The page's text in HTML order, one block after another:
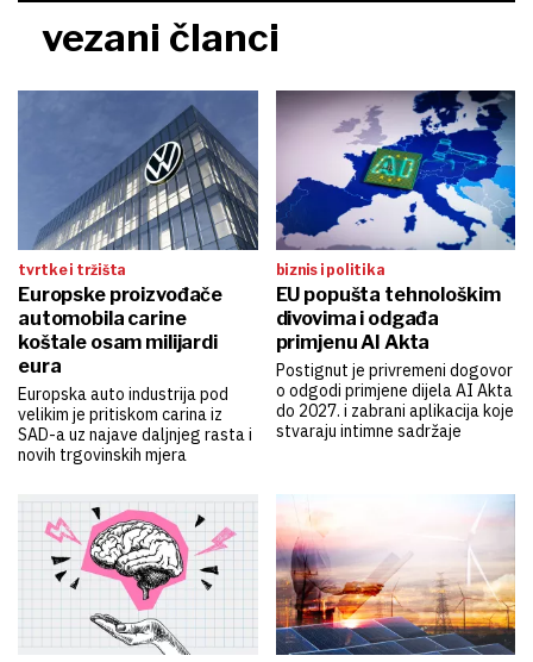
vezani članci
tvrtke i tržišta
Europske proizvođače
automobila carine
koštale osam milijardi
eura
Europska auto industrija pod
velikim je pritiskom carina iz
SAD-a uz najave daljnjeg rasta i
novih trgovinskih mjera
biznis i politika
EU popušta tehnološkim
divovima i odgađa
primjenu AI Akta
Postignut je privremeni dogovor
o odgodi primjene dijela AI Akta
do 2027. i zabrani aplikacija koje
stvaraju intimne sadržaje